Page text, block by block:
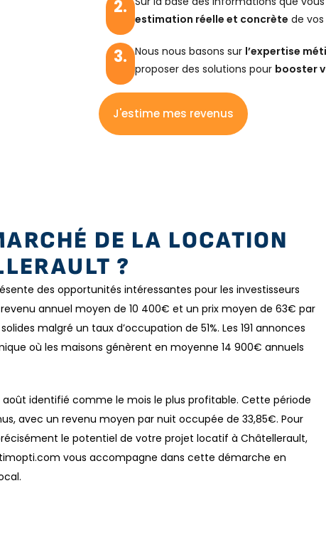
2.
estimation réelle et concrète de vos
3. Nous nous basons sur l’expertise
proposer des solutions pour booster
J'estime mes revenus
DE LA LOCATION
?
des opportunités intéressantes pour les investisseurs
annuel moyen de 10 400€ et un prix moyen de 63€ par
malgré un taux d’occupation de 51%. Les 191 annonces
où les maisons génèrent en moyenne 14 900€ annuels
identifié comme le mois le plus profitable. Cette période
avec un revenu moyen par nuit occupée de 33,85€. Pour
le potentiel de votre projet locatif à Châtellerault,
vous accompagne dans cette démarche en